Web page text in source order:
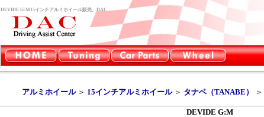
DEVIDE G:M15インチアルミホイール販売。DAC
アルミホイール＞ 15インチアルミホイール＞ タナベ（TANABE） ＞
DEVIDE G:M